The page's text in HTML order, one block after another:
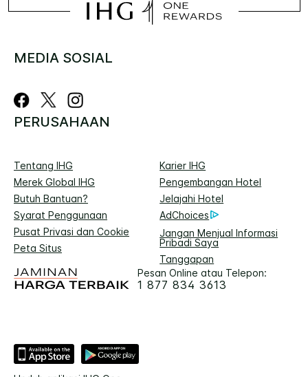
MEDIA SOSIAL
PERUSAHAAN
Tentang IHG
Karier IHG
Merek Global IHG
Pengembangan Hotel
Butuh Bantuan?
Jelajahi Hotel
Syarat Penggunaan
AdChoices
Pusat Privasi dan Cookie
Jangan Menjual Informasi
Pribadi Saya
Peta Situs
Tanggapan
Pesan Online atau Telepon:
1 877 834 3613